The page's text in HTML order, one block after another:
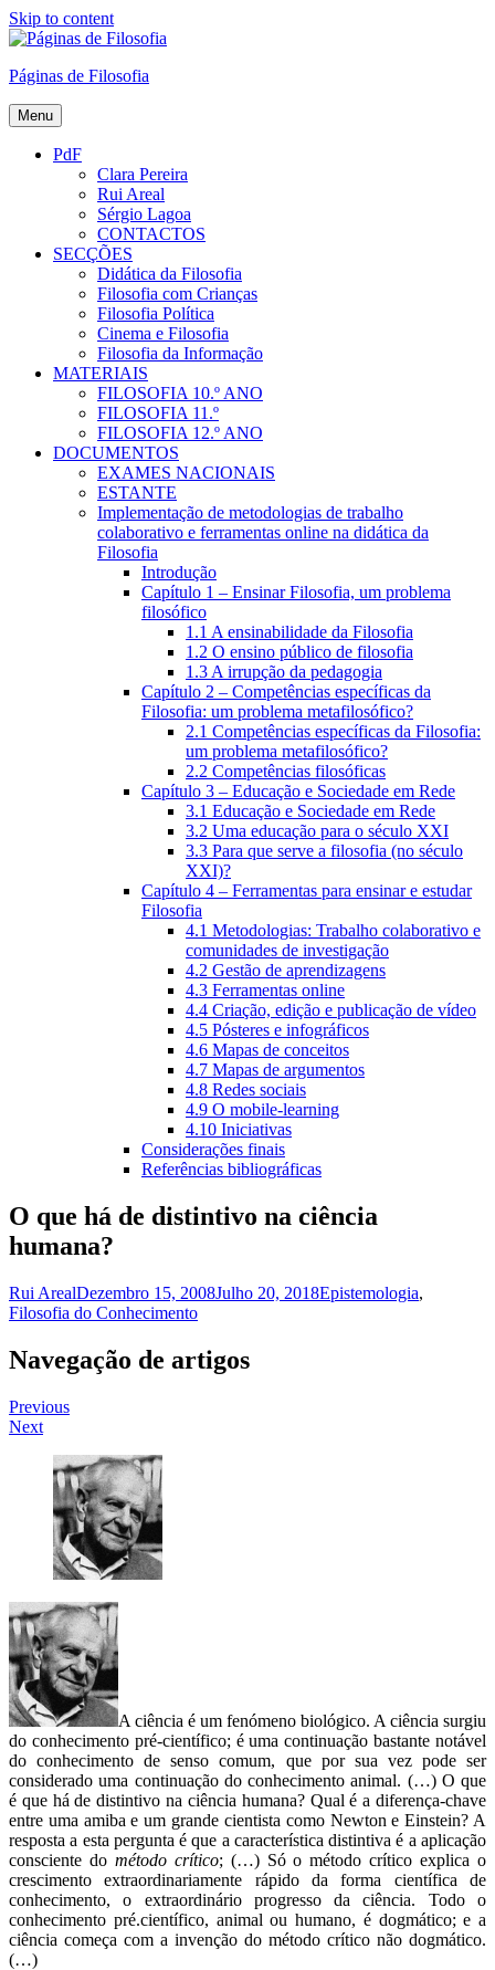
Skip to content
Páginas de Filosofia
Menu
PdF
Clara Pereira
Rui Areal
Sérgio Lagoa
CONTACTOS
SECÇÕES
Didática da Filosofia
Filosofia com Crianças
Filosofia Política
Cinema e Filosofia
Filosofia da Informação
MATERIAIS
FILOSOFIA 10.º ANO
FILOSOFIA 11.º
FILOSOFIA 12.º ANO
DOCUMENTOS
EXAMES NACIONAIS
ESTANTE
Implementação de metodologias de trabalho
colaborativo e ferramentas online na didática da
Filosofia
Introdução
Capítulo 1 – Ensinar Filosofia, um problema
filosófico
1.1 A ensinabilidade da Filosofia
1.2 O ensino público de filosofia
1.3 A irrupção da pedagogia
Capítulo 2 – Competências específicas da
Filosofia: um problema metafilosófico?
2.1 Competências específicas da Filosofia:
um problema metafilosófico?
2.2 Competências filosóficas
Capítulo 3 – Educação e Sociedade em Rede
3.1 Educação e Sociedade em Rede
3.2 Uma educação para o século XXI
3.3 Para que serve a filosofia (no século
XXI)?
Capítulo 4 – Ferramentas para ensinar e estudar
Filosofia
4.1 Metodologias: Trabalho colaborativo e
comunidades de investigação
4.2 Gestão de aprendizagens
4.3 Ferramentas online
4.4 Criação, edição e publicação de vídeo
4.5 Pósteres e infográficos
4.6 Mapas de conceitos
4.7 Mapas de argumentos
4.8 Redes sociais
4.9 O mobile-learning
4.10 Iniciativas
Considerações finais
Referências bibliográficas
O que há de distintivo na ciência
humana?
Rui ArealDezembro 15, 2008Julho 20, 2018Epistemologia,
Filosofia do Conhecimento
Navegação de artigos
Previous
Next
A ciência é um fenómeno biológico. A ciência surgiu
do conhecimento pré-científico; é uma continuação bastante notável
do conhecimento de senso comum, que por sua vez pode ser
considerado uma continuação do conhecimento animal. (…) O que
é que há de distintivo na ciência humana? Qual é a diferença-chave
entre uma amiba e um grande cientista como Newton e Einstein? A
resposta a esta pergunta é que a característica distintiva é a aplicação
consciente do método crítico; (…) Só o método crítico explica o
crescimento extraordinariamente rápido da forma científica de
conhecimento, o extraordinário progresso da ciência. Todo o
conhecimento pré.científico, animal ou humano, é dogmático; e a
ciência começa com a invenção do método crítico não dogmático.
(…)